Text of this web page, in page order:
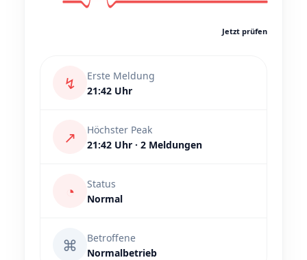
Jetzt prüfen
↯
Erste Meldung
21:42 Uhr
↗
Höchster Peak
21:42 Uhr · 2 Meldungen
◔
Status
Normal
⌘
Betroffene
Normalbetrieb